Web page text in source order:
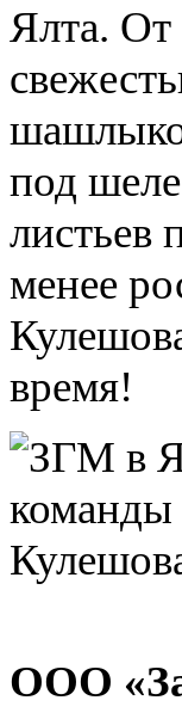
Ялта. От
под
листьев
менее
время!
ООО